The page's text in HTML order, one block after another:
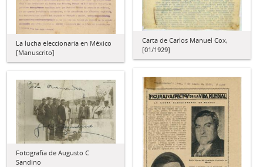
Carta de Carlos Manuel Cox,
[01/1929]
La lucha eleccionaria en México
[Manuscrito]
Fotografía de Augusto C
Sandino